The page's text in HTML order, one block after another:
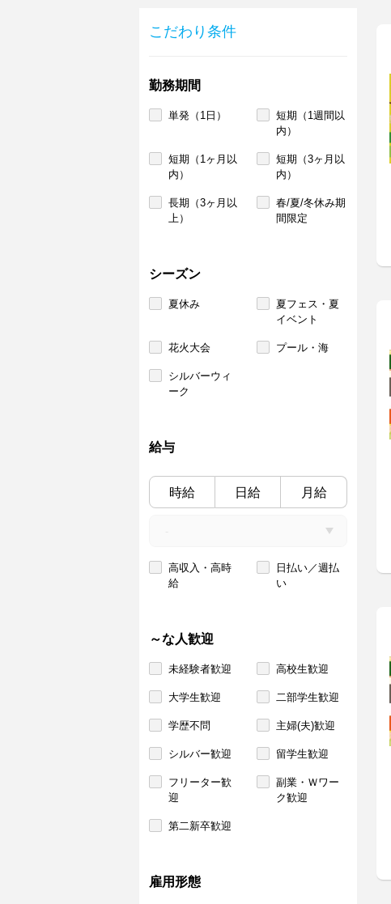
こだわり条件
勤務期間
単発（1日）
短期（1週間以
内）
短期（1ヶ月以
内）
短期（3ヶ月以
内）
長期（3ヶ月以
上）
春/夏/冬休み期
間限定
シーズン
夏休み
夏フェス・夏
イベント
花火大会 プール・海
シルバーウィ
ーク
給与
時給 日給 月給
高収入・高時
給
日払い／週払
い
～な人歓迎
未経験者歓迎 高校生歓迎
大学生歓迎 二部学生歓迎
学歴不問 主婦(夫)歓迎
シルバー歓迎 留学生歓迎
フリーター歓
迎
副業・Ｗワー
ク歓迎
第二新卒歓迎
雇用形態